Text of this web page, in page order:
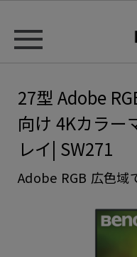
27型 Adobe
向け 4Kカラー
レイ| SW271
Adobe RGB 広色域